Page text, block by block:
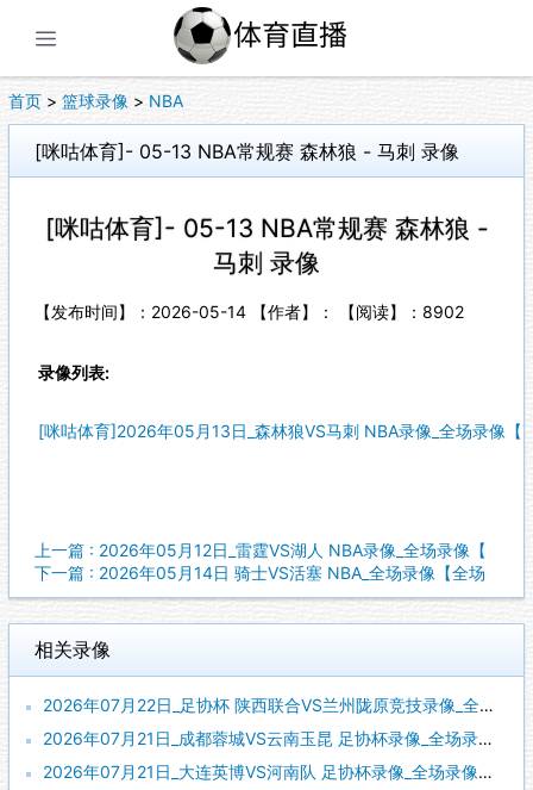
首页 > 篮球录像 > NBA
[咪咕体育]- 05-13 NBA常规赛 森林狼 - 马刺 录像
[咪咕体育]- 05-13 NBA常规赛 森林狼 -
马刺 录像
【发布时间】：2026-05-14 【作者】： 【阅读】： 8902
录像列表:
[咪咕体育]2026年05月13日_森林狼VS马刺 NBA录像_全场录像【
上一篇 : 2026年05月12日_雷霆VS湖人 NBA录像_全场录像【
下一篇 : 2026年05月14日 骑士VS活塞 NBA_全场录像【全场
相关录像
2026年07月22日_足协杯 陕西联合VS兰州陇原竞技录像_全场录像【视频集锦】
2026年07月21日_成都蓉城VS云南玉昆 足协杯录像_全场录像【全场回放】
2026年07月21日_大连英博VS河南队 足协杯录像_全场录像【全场回放】